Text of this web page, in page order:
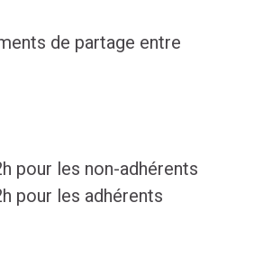
de partage entre
pour les non-adhérents
pour les adhérents